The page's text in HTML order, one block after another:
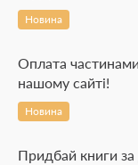
Новина
Оплата
нашому сайті!
Новина
Придбай книги